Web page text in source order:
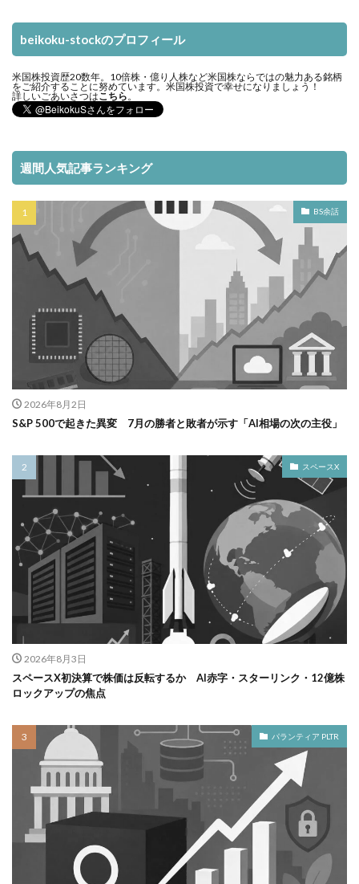
beikoku-stockのプロフィール
米国株投資歴20数年。10倍株・億り人株など米国株ならではの魅力ある銘柄
をご紹介することに努めています。米国株投資で幸せになりましょう！
詳しいごあいさつはこちら 。
週間人気記事ランキング
BS余話
2026年8月2日
S&P 500で起きた異変 7月の勝者と敗者が示す「AI相場の次の主役」
スペースX
2026年8月3日
スペースX初決算で株価は反転するか AI赤字・スターリンク・12億株
ロックアップの焦点
パランティア PLTR